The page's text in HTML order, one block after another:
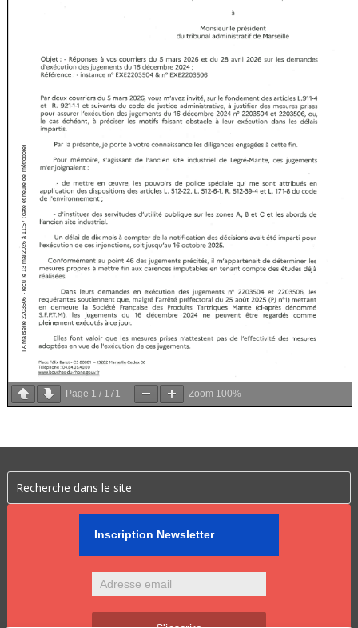
Page 1 / 171 Zoom 100%
Inscription Newsletter